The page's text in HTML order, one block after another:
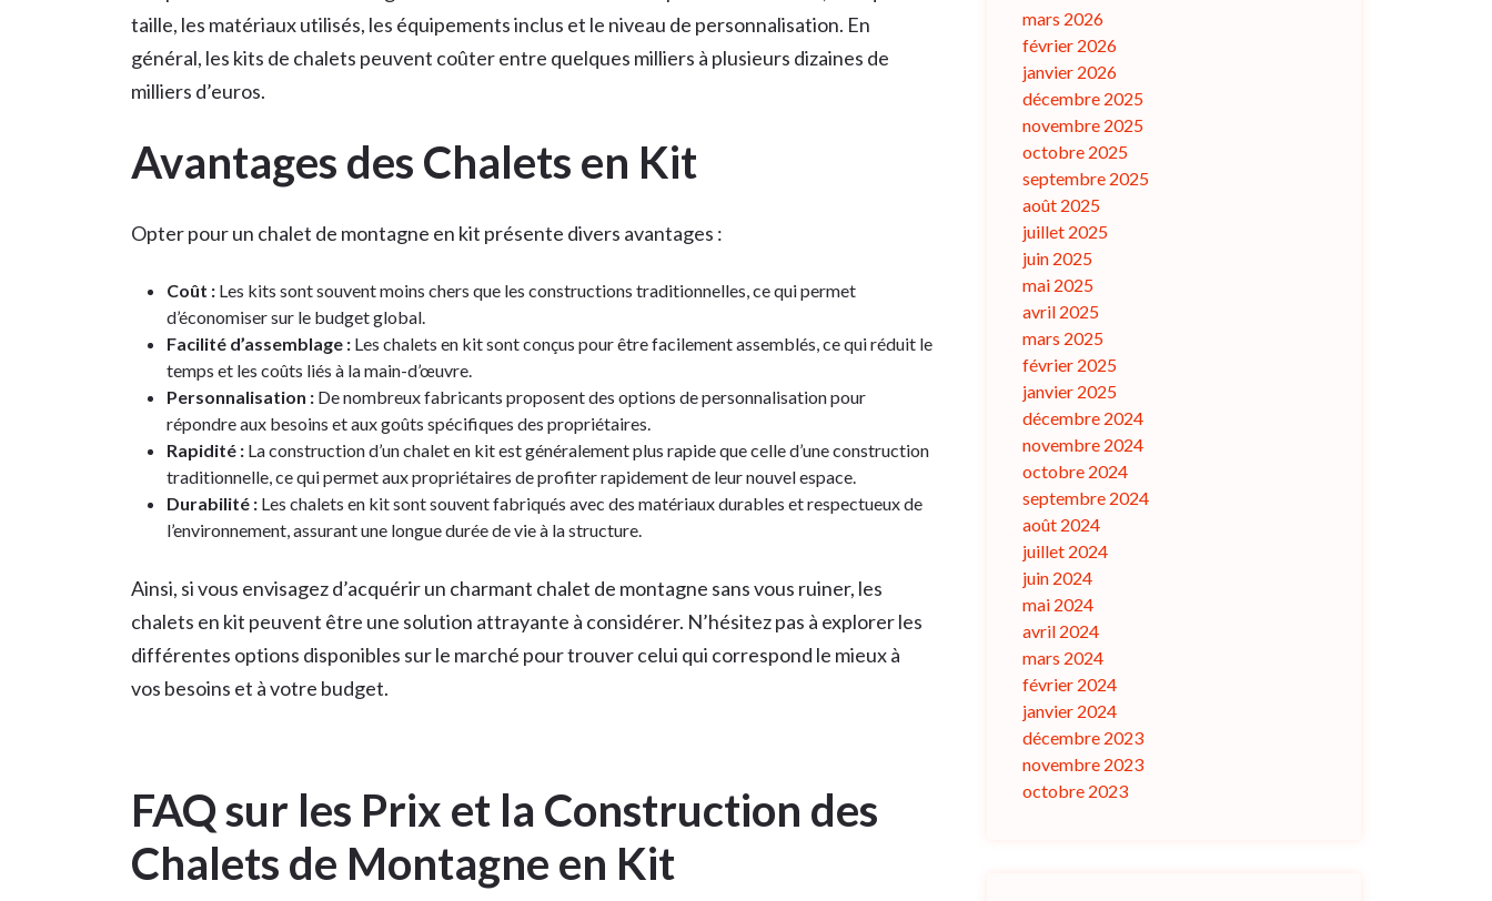
taille, les matériaux utilisés, les équipements inclus et le niveau de personnalisation. En
général, les kits de chalets peuvent coûter entre quelques milliers à plusieurs dizaines de
milliers d’euros.
Avantages des Chalets en Kit
Opter pour un chalet de montagne en kit présente divers avantages :
Coût : Les kits sont souvent moins chers que les constructions traditionnelles, ce qui permet
d’économiser sur le budget global.
Facilité d’assemblage : Les chalets en kit sont conçus pour être facilement assemblés, ce qui réduit le
temps et les coûts liés à la main-d’œuvre.
Personnalisation : De nombreux fabricants proposent des options de personnalisation pour
répondre aux besoins et aux goûts spécifiques des propriétaires.
Rapidité : La construction d’un chalet en kit est généralement plus rapide que celle d’une construction
traditionnelle, ce qui permet aux propriétaires de profiter rapidement de leur nouvel espace.
Durabilité : Les chalets en kit sont souvent fabriqués avec des matériaux durables et respectueux de
l’environnement, assurant une longue durée de vie à la structure.
Ainsi, si vous envisagez d’acquérir un charmant chalet de montagne sans vous ruiner, les
chalets en kit peuvent être une solution attrayante à considérer. N’hésitez pas à explorer les
différentes options disponibles sur le marché pour trouver celui qui correspond le mieux à
vos besoins et à votre budget.
FAQ sur les Prix et la Construction des
Chalets de Montagne en Kit
mars 2026
février 2026
janvier 2026
décembre 2025
novembre 2025
octobre 2025
septembre 2025
août 2025
juillet 2025
juin 2025
mai 2025
avril 2025
mars 2025
février 2025
janvier 2025
décembre 2024
novembre 2024
octobre 2024
septembre 2024
août 2024
juillet 2024
juin 2024
mai 2024
avril 2024
mars 2024
février 2024
janvier 2024
décembre 2023
novembre 2023
octobre 2023